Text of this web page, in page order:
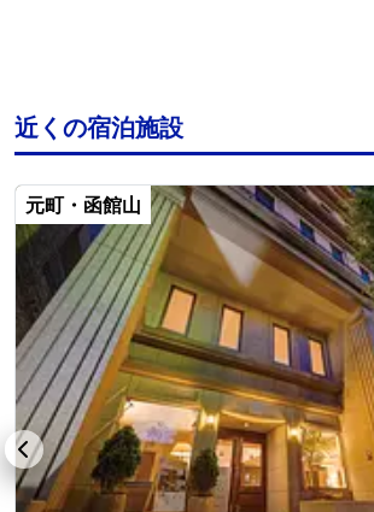
近くの宿泊施設
元町・函館山